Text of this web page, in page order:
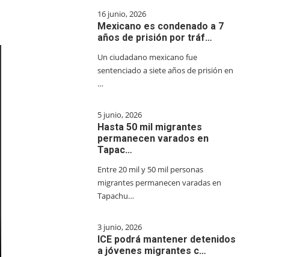
16 junio, 2026
Mexicano es condenado a 7
años de prisión por tráf…
Un ciudadano mexicano fue
sentenciado a siete años de prisión en
…
5 junio, 2026
Hasta 50 mil migrantes
permanecen varados en
Tapac…
Entre 20 mil y 50 mil personas
migrantes permanecen varadas en
Tapachu…
3 junio, 2026
ICE podrá mantener detenidos
a jóvenes migrantes c…